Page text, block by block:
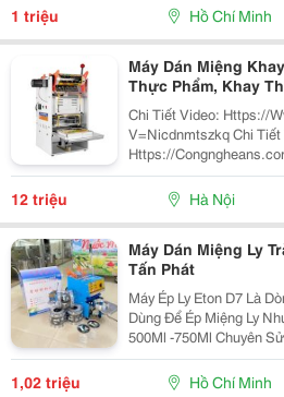
1 triệu Hồ Chí Minh
Máy Dán Miệng
Thực Phẩm, Khay
Chi Tiết Video: Https://
V=Nicdnmtszkq Chi Tiết Trang Web:
Https://Congngheans.com/ Model Nh-01
220V/50Hz Công Suất 300-500W Nhiệt Độ 0-400 Sản
Lượng 300-400...
12 triệu Hà Nội
Máy Dán Miệng Ly
Tấn Phát
Máy Ép Ly Eton D7 Là
Dùng Để Ép Miệng Ly
500Ml -750Ml Chuyên
Sữa Trân Châu, Nước
Dùng Loại Ly Nhựa
1,02 triệu Hồ Chí Minh